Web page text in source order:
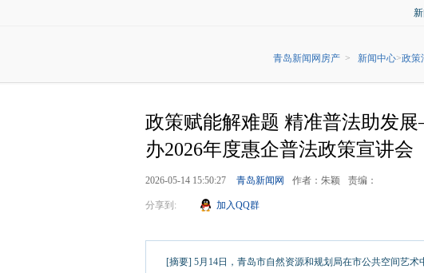
青岛新闻网房产 > 新闻中心>政策
政策赋能解难题 精准普法助发
办2026年度惠企普法政策宣讲会
2026-05-14 15:50:27 青岛新闻网 作者：朱颖 责编：
分享到: 加入QQ群
[摘要] 5月14日，青岛市自然资源和规划局在市公共空间艺术